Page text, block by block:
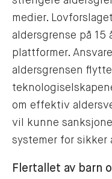
medier.
aldersgrense på 15
plattformer.
aldersgrensen
om effektiv
vil kunne
systemer for sikker
Flertallet av barn